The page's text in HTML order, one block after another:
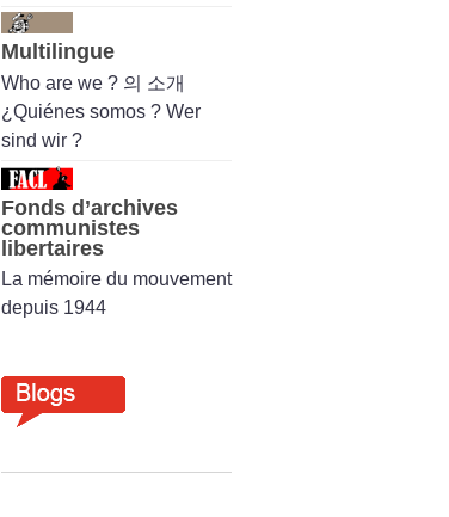
Multilingue
Who are we ? 의 소개
¿Quiénes somos ? Wer
sind wir ?
Fonds d’archives
communistes
libertaires
La mémoire du mouvement
depuis 1944